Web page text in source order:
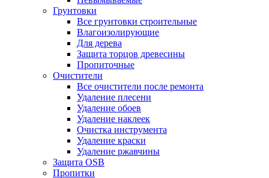
Грунтовки
Все грунтовки строительные
Влагоизолирующие
Для дерева
Защита торцов древесины
Пропиточные
Очистители
Все очистители после ремонта
Удаление плесени
Удаление обоев
Удаление наклеек
Очистка инструмента
Удаление краски
Удаление ржавчины
Защита OSB
Пропитки